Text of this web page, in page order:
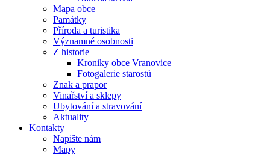
Mapa obce
Památky
Příroda a turistika
Významné osobnosti
Z historie
Kroniky obce Vranovice
Fotogalerie starostů
Znak a prapor
Vinařství a sklepy
Ubytování a stravování
Aktuality
Kontakty
Napište nám
Mapy